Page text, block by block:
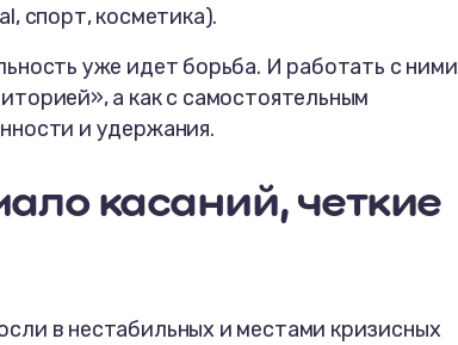
спорт, косметика).
уже идет борьба. И работать с ними
а как с самостоятельным
и удержания.
касаний, четкие
в нестабильных и местами кризисных